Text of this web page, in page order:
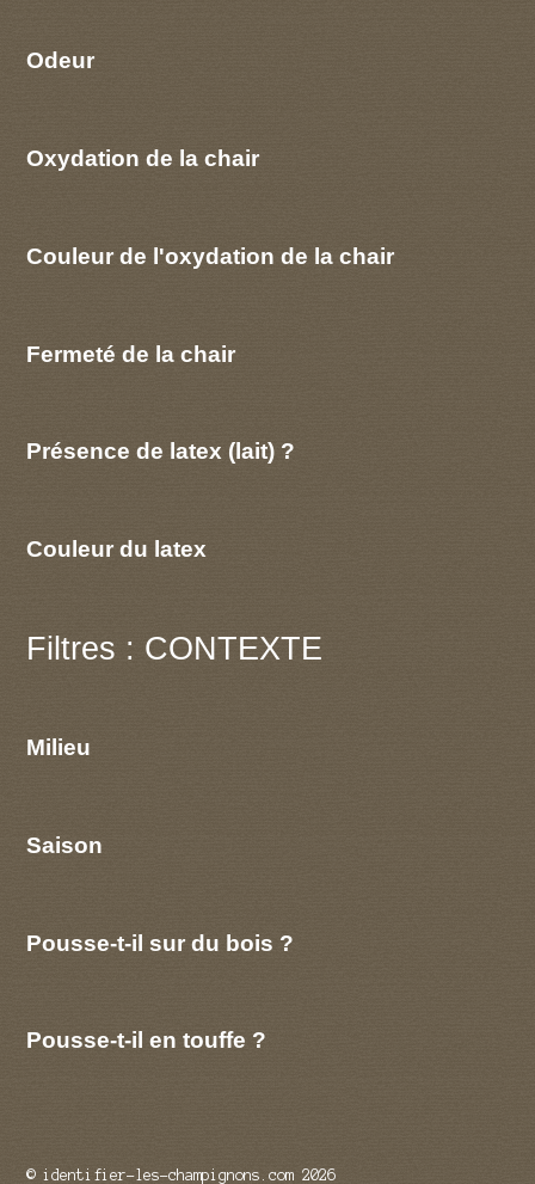
Odeur
Oxydation de la chair
Couleur de l'oxydation de la chair
Fermeté de la chair
Présence de latex (lait) ?
Couleur du latex
Filtres : CONTEXTE
Milieu
Saison
Pousse-t-il sur du bois ?
Pousse-t-il en touffe ?
© identifier-les-champignons.com 2026